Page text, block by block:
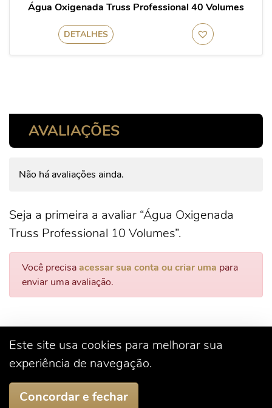
Água Oxigenada Truss Professional 40 Volumes
DETALHES
AVALIAÇÕES
Não há avaliações ainda.
Seja a primeira a avaliar “Água Oxigenada
Truss Professional 10 Volumes”.
Você precisaacessar sua conta ou criar uma para
enviar uma avaliação.
Este site usa cookies para melhorar sua
experiência de navegação.
Concordar e fechar